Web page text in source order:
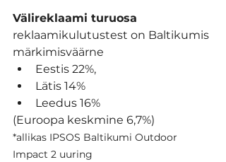
Välireklaami turuosa
reklaamikulutustest on Baltikumis
märkimisväärne
Eestis 22%,
Lätis 14%
Leedus 16%
(Euroopa keskmine 6,7%)
*allikas IPSOS Baltikumi Outdoor
Impact 2 uuring